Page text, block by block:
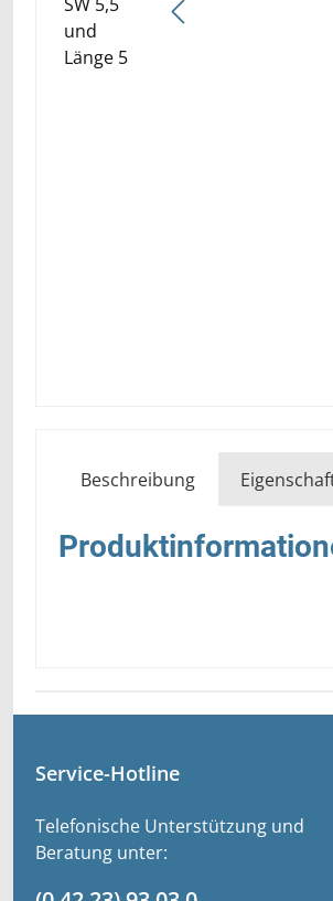
Beschreibung
Service-Hotline
Telefonische Unterstützung und
Beratung unter: